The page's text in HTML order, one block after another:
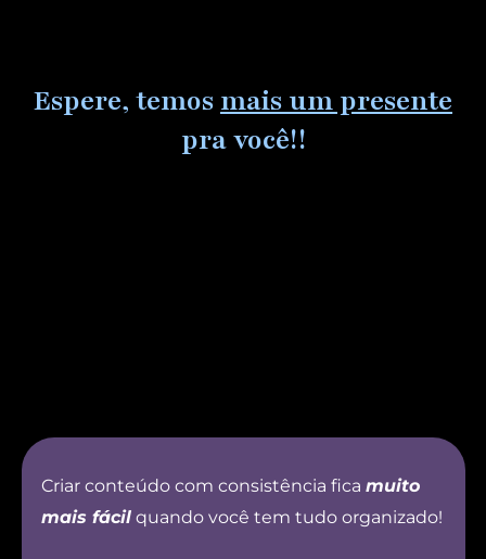
conteúdo
Espere, temosmais um presente
pra você!!
Criar conteúdo com consistência fica muito
mais fácil quando você tem tudo organizado!